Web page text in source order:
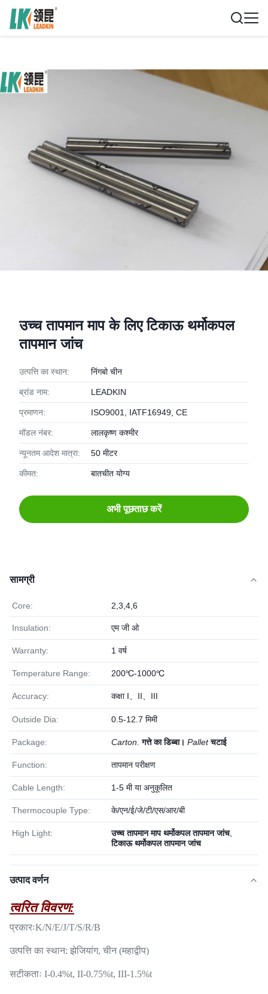
उच्च तापमान माप के लिए टिकाऊ थर्मोकपल
तापमान जांच
उत्पत्ति का स्थान: निंगबो चीन
ब्रांड नाम: LEADKIN
प्रमाणन: ISO9001, IATF16949, CE
मॉडल नंबर: लालकृष्ण कश्मीर
न्यूनतम आदेश मात्रा: 50 मीटर
कीमत: बातचीत योग्य
अभी पूछताछ करें
सामग्री
Core: 2,3,4,6
Insulation: एम जी ओ
Warranty: 1 वर्ष
Temperature Range: 200℃-1000℃
Accuracy: कक्षा I、II、III
Outside Dia: 0.5-12.7 मिमी
Package: Carton. गत्ते का डिब्बा। Pallet चटाई
Function: तापमान परीक्षण
Cable Length: 1-5 मी या अनुकूलित
Thermocouple Type: के/एन/ई/जे/टी/एस/आर/बी
High Light: उच्च तापमान माप थर्मोकपल तापमान जांच,
टिकाऊ थर्मोकपल तापमान जांच
उत्पाद वर्णन
त्वरित विवरण:
प्रकारःK/N/E/J/T/S/R/B
उत्पत्ति का स्थान: झेजियांग, चीन (महाद्वीप)
सटीकताः I-0.4%t, II-0.75%t, III-1.5%t